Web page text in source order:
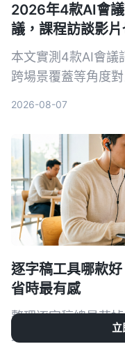
2026年4款AI會
議，課程訪談影
本文實測4款AI會議
跨場景覆蓋等角度
2026-08-07
逐字稿工具哪款
省時最有感
整理逐字稿總是花
工具，其中Tinrec
立